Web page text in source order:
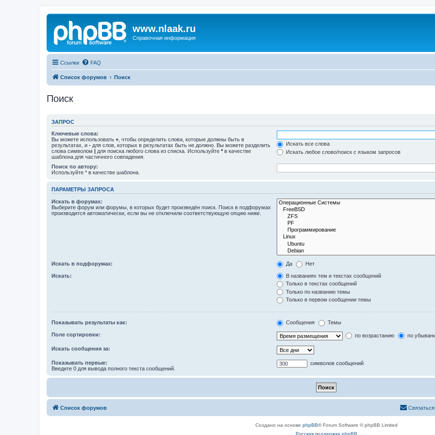
www.nlaak.ru
Справочная информация
Ссылки FAQ
Список форумов Поиск
Поиск
ЗАПРОС
Ключевые слова:
Вы можете использовать + , чтобы определить слова, которые должны быть в
результатах, и - для слов, которых в результатах быть не должно. Вы можете разделить
слова символом | для поиска любого слова из списка. Используйте * в качестве
шаблона для частичного совпадения.
Искать все слова
Искать любое слово/поиск с языком запросов
Поиск по автору:
Используйте * в качестве шаблона.
ПАРАМЕТРЫ ЗАПРОСА
Искать в форумах:
Выберите форум или форумы, в которых будет произведён поиск. Поиск в подфорумах
производится автоматически, если вы не отключили соответствующую опцию ниже.
Искать в подфорумах: Да Нет
Искать:
В названиях тем и текстах сообщений
Только в текстах сообщений
Только по названию темы
Только в первом сообщении темы
Показывать результаты как: Сообщения Темы
Поле сортировки: по возрастанию по
Искать сообщения за:
Показывать первые:
Введите 0 для вывода полного текста сообщений.
символов сообщений
Список форумов
Создано на основе phpBB® Forum Software © phpBB Limited
Русская поддержка phpBB